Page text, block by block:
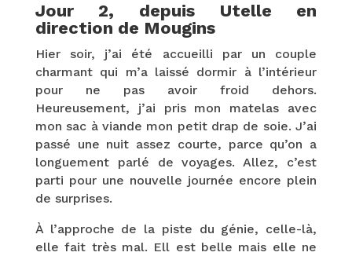
Jour 2, depuis Utelle en
direction de Mougins
Hier soir, j’ai été accueilli par un couple
charmant qui m’a laissé dormir à l’intérieur
pour ne pas avoir froid dehors.
Heureusement, j’ai pris mon matelas avec
mon sac à viande mon petit drap de soie. J’ai
passé une nuit assez courte, parce qu’on a
longuement parlé de voyages. Allez, c’est
parti pour une nouvelle journée encore plein
de surprises.
À l’approche de la piste du génie, celle-là,
elle fait très mal. Ell est belle mais elle ne